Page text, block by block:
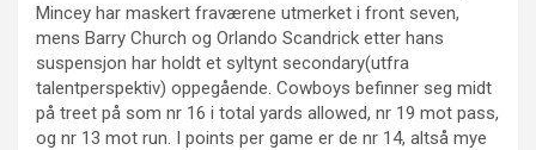
Mincey har maskert fraværene utmerket i front seven,
mens Barry Church og Orlando Scandrick etter hans
suspensjon har holdt et syltynt secondary(utfra
talentperspektiv) oppegående. Cowboys befinner seg midt
på treet på som nr 16 i total yards allowed, nr 19 mot pass,
og nr 13 mot run. I points per game er de nr 14, altså mye